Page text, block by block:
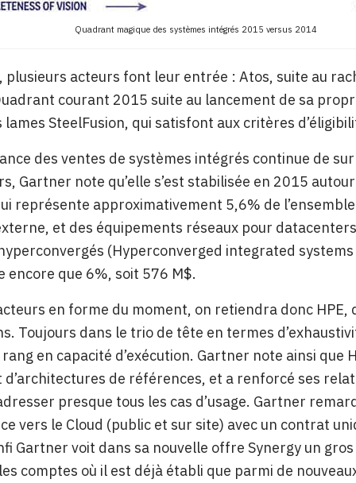
Quadrant magique des systèmes intégrés 2015 versus 2014
plusieurs acteurs font leur entrée : Atos, suite au
courant 2015 suite au lancement de sa
lames SteelFusion, qui satisfont aux critères
des ventes de systèmes intégrés continue de
Gartner note qu’elle s’est stabilisée en 2015
représente approximativement 5,6% de
et des équipements réseaux pour
(Hyperconverged integrated systems
encore que 6%, soit 576 M$.
en forme du moment, on retiendra donc
Toujours dans le trio de tête en termes
en capacité d’exécution. Gartner note ainsi que
de références, et a renforcé ses
presque tous les cas d’usage. Gartner
vers le Cloud (public et sur site) avec un contrat
Gartner voit dans sa nouvelle offre Synergy un
comptes où il est déjà établi que parmi de